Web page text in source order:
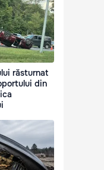
răsturnat
din